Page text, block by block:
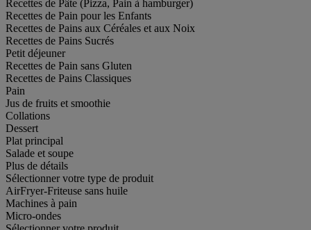
Recettes de Pâte (Pizza, Pain à hamburger)
Recettes de Pain pour les Enfants
Recettes de Pains aux Céréales et aux Noix
Recettes de Pains Sucrés
Petit déjeuner
Recettes de Pain sans Gluten
Recettes de Pains Classiques
Pain
Jus de fruits et smoothie
Collations
Dessert
Plat principal
Salade et soupe
Plus de détails
Sélectionner votre type de produit
AirFryer-Friteuse sans huile
Machines à pain
Micro-ondes